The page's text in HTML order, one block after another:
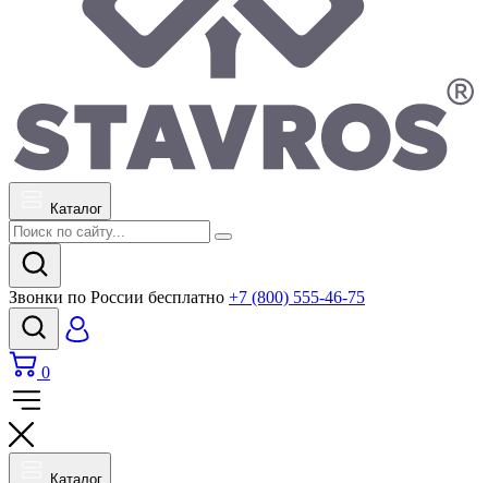
Каталог
Звонки по России бесплатно +7 (800) 555-46-75
0
Каталог